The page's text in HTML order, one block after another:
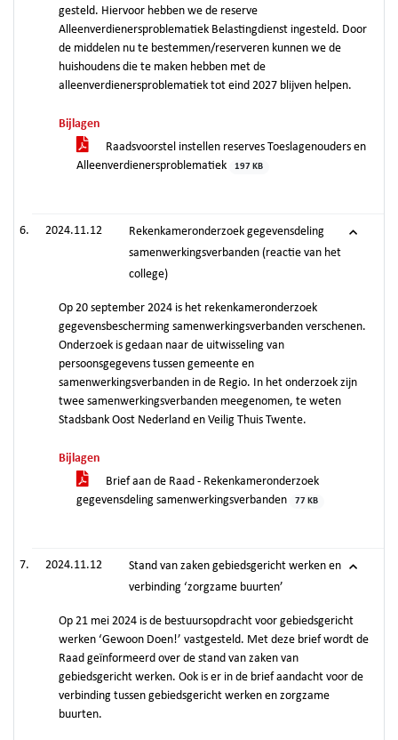
gesteld. Hiervoor hebben we de reserve
Alleenverdienersproblematiek Belastingdienst ingesteld. Door
de middelen nu te bestemmen/reserveren kunnen we de
huishoudens die te maken hebben met de
alleenverdienersproblematiek tot eind 2027 blijven helpen.
Bijlagen
Raadsvoorstel instellen reserves Toeslagenouders en
Alleenverdienersproblematiek
197 KB
2024.11.12
Rekenkameronderzoek gegevensdeling
samenwerkingsverbanden (reactie van het
college)
Op 20 september 2024 is het rekenkameronderzoek
gegevensbescherming samenwerkingsverbanden verschenen.
Onderzoek is gedaan naar de uitwisseling van
persoonsgegevens tussen gemeente en
samenwerkingsverbanden in de Regio. In het onderzoek zijn
twee samenwerkingsverbanden meegenomen, te weten
Stadsbank Oost Nederland en Veilig Thuis Twente.
Bijlagen
Brief aan de Raad - Rekenkameronderzoek
gegevensdeling samenwerkingsverbanden
77 KB
2024.11.12
Stand van zaken gebiedsgericht werken en
verbinding ‘zorgzame buurten’
Op 21 mei 2024 is de bestuursopdracht voor gebiedsgericht
werken ‘Gewoon Doen!’ vastgesteld. Met deze brief wordt de
Raad geïnformeerd over de stand van zaken van
gebiedsgericht werken. Ook is er in de brief aandacht voor de
verbinding tussen gebiedsgericht werken en zorgzame
buurten.